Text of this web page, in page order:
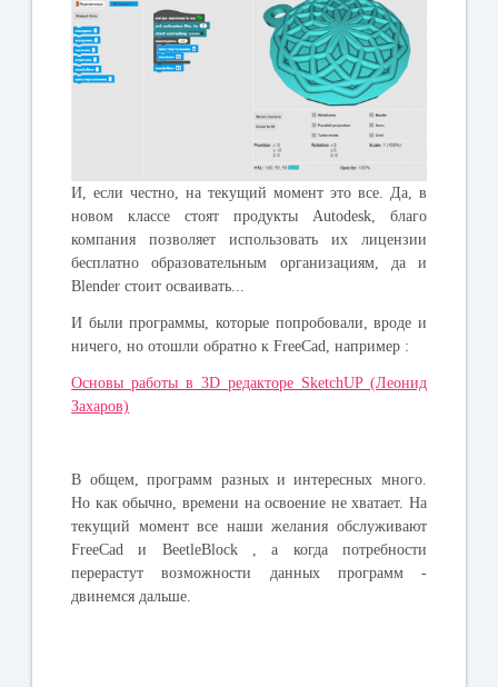
И, если честно, на текущий момент это все. Да, в
новом классе стоят продукты Autodesk, благо
компания позволяет использовать их лицензии
бесплатно образовательным организациям, да и
Blender стоит осваивать...
И были программы, которые попробовали, вроде и
ничего, но отошли обратно к FreeCad, например :
Основы работы в 3D редакторе SketchUP (Леонид
Захаров)
В общем, программ разных и интересных много.
Но как обычно, времени на освоение не хватает. На
текущий момент все наши желания обслуживают
FreeCad и BeetleBlock , а когда потребности
перерастут возможности данных программ -
двинемся дальше.